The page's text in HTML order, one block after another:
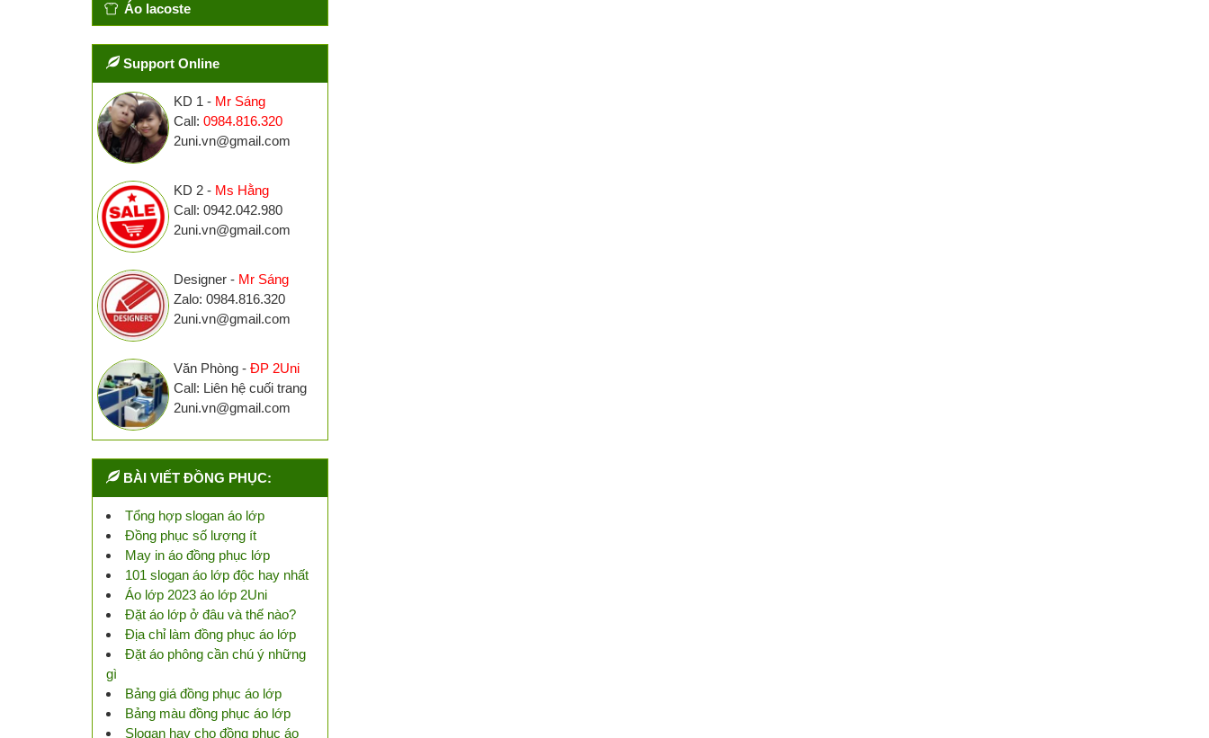
Áo lacoste
Support Online
KD 1 - Mr Sáng
Call: 0984.816.320
2uni.vn@gmail.com
KD 2 - Ms Hằng
Call: 0942.042.980
2uni.vn@gmail.com
Designer - Mr Sáng
Zalo: 0984.816.320
2uni.vn@gmail.com
Văn Phòng - ĐP 2Uni
Call: Liên hệ cuối trang
2uni.vn@gmail.com
BÀI VIẾT ĐỒNG PHỤC:
Tổng hợp slogan áo lớp
Đồng phục số lượng ít
May in áo đồng phục lớp
101 slogan áo lớp độc hay nhất
Áo lớp 2023 áo lớp 2Uni
Đặt áo lớp ở đâu và thế nào?
Địa chỉ làm đồng phục áo lớp
Đặt áo phông cần chú ý những
gì
Bảng giá đồng phục áo lớp
Bảng màu đồng phục áo lớp
Slogan hay cho đồng phục áo